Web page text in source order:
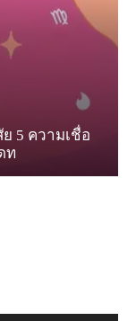
5 ความเชื่อ
ท